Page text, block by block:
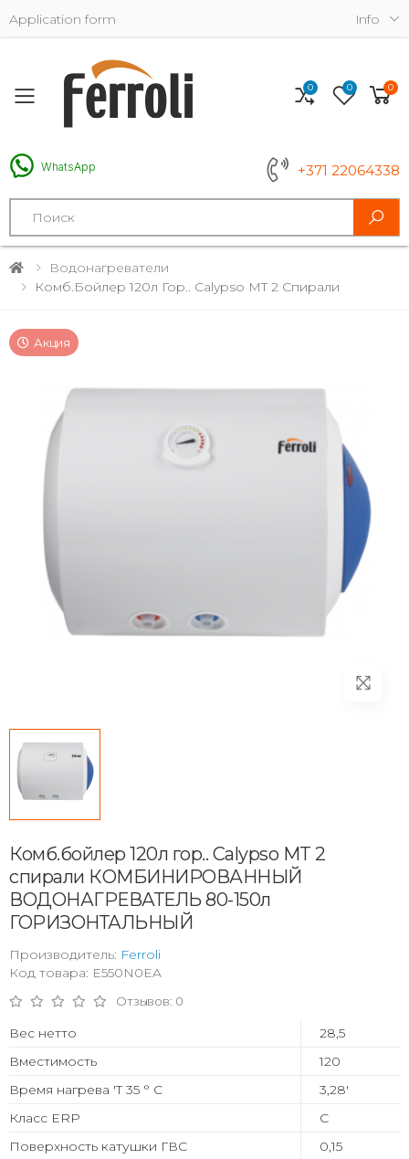
Application form Info
Toggle mobile menu
WhatsApp +371 22064338
Search
0 0 0
Водонагреватели
Комб.бойлер 120л Гор.. Calypso MT 2 Спирали
Акция
Комб.бойлер 120л гор.. Calypso MT 2
спирали КОМБИНИРОВАННЫЙ
ВОДОНАГРЕВАТЕЛЬ 80-150л
ГОРИЗОНТАЛЬНЫЙ
Производитель: Ferroli
Код товара: E550N0EA
Отзывов: 0
Вес нетто
28,5
Вместимость
120
Время нагрева 'T 35 ° C
3,28'
Класс ERP
C
Поверхность катушки ГВС
0,15